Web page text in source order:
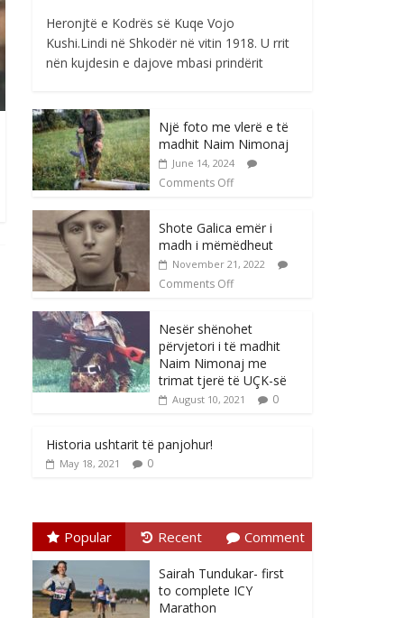
Heronjtë e Kodrës së Kuqe Vojo
Kushi.Lindi në Shkodër në vitin 1918. U rrit
nën kujdesin e dajove mbasi prindërit
Një foto me vlerë e të
madhit Naim Nimonaj
June 14, 2024
Comments Off
Shote Galica emër i
madh i mëmëdheut
November 21, 2022
Comments Off
Nesër shënohet
përvjetori i të madhit
Naim Nimonaj me
trimat tjerë të UÇK-së
August 10, 2021 0
Historia ushtarit të panjohur!
May 18, 2021 0
Popular Recent Comment
Sairah Tundukar- first
to complete ICY
Marathon